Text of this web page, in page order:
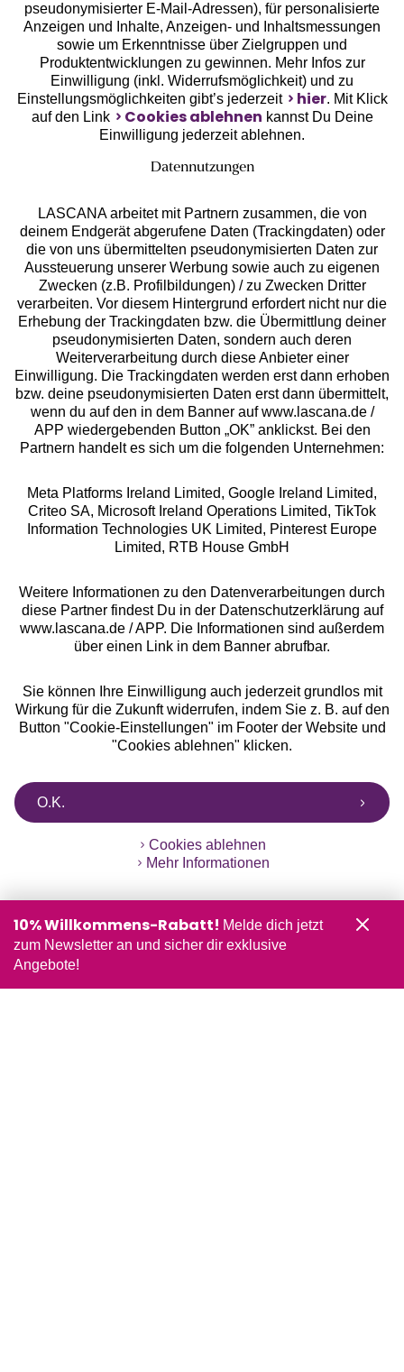
Unsere Apps
Services
Beratung
Über uns
Rechtliches
Alle Preise inkl. MwSt., zzgl.
Versandkosten
** Bonität vorausgesetzt, berechtigt zur Bonitätsprüfung
pseudonymisierter E-Mail-Adressen), für personalisierte
Anzeigen und Inhalte, Anzeigen- und Inhaltsmessungen
sowie um Erkenntnisse über Zielgruppen und
Produktentwicklungen zu gewinnen. Mehr Infos zur
Einwilligung (inkl. Widerrufsmöglichkeit) und zu
Einstellungsmöglichkeiten gibt’s jederzeit
hier. Mit Klick
auf den Link
Cookies ablehnen kannst Du Deine
Einwilligung jederzeit ablehnen.
Datennutzungen
LASCANA arbeitet mit Partnern zusammen, die von
deinem Endgerät abgerufene Daten (Trackingdaten) oder
die von uns übermittelten pseudonymisierten Daten zur
Aussteuerung unserer Werbung sowie auch zu eigenen
Zwecken (z.B. Profilbildungen) / zu Zwecken Dritter
verarbeiten. Vor diesem Hintergrund erfordert nicht nur die
Erhebung der Trackingdaten bzw. die Übermittlung deiner
pseudonymisierten Daten, sondern auch deren
Weiterverarbeitung durch diese Anbieter einer
Einwilligung. Die Trackingdaten werden erst dann erhoben
bzw. deine pseudonymisierten Daten erst dann übermittelt,
wenn du auf den in dem Banner auf www.lascana.de /
APP wiedergebenden Button „OK” anklickst. Bei den
Partnern handelt es sich um die folgenden Unternehmen:
Meta Platforms Ireland Limited, Google Ireland Limited,
Criteo SA, Microsoft Ireland Operations Limited, TikTok
Information Technologies UK Limited, Pinterest Europe
Limited, RTB House GmbH
Weitere Informationen zu den Datenverarbeitungen durch
diese Partner findest Du in der Datenschutzerklärung auf
www.lascana.de / APP. Die Informationen sind außerdem
über einen Link in dem Banner abrufbar.
Sie können Ihre Einwilligung auch jederzeit grundlos mit
Wirkung für die Zukunft widerrufen, indem Sie z. B. auf den
Button "Cookie-Einstellungen" im Footer der Website und
"Cookies ablehnen" klicken.
O.K.
Cookies ablehnen
Mehr Informationen
10% Willkommens-Rabatt! Melde dich jetzt
zum Newsletter an und sicher dir exklusive
Angebote!